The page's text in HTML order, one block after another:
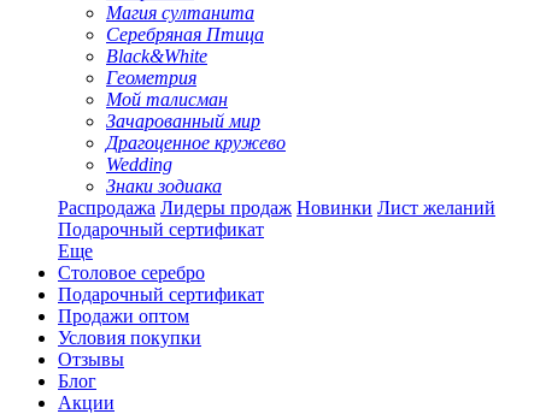
Магия султанита
Серебряная Птица
Black&White
Геометрия
Мой талисман
Зачарованный мир
Драгоценное кружево
Wedding
Знаки зодиака
Распродажа Лидеры продаж Новинки Лист желаний
Подарочный сертификат
Еще
Столовое серебро
Подарочный сертификат
Продажи оптом
Условия покупки
Отзывы
Блог
Акции